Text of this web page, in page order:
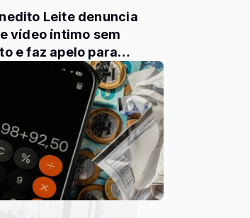
Leite denuncia
vídeo íntimo sem
e faz apelo para